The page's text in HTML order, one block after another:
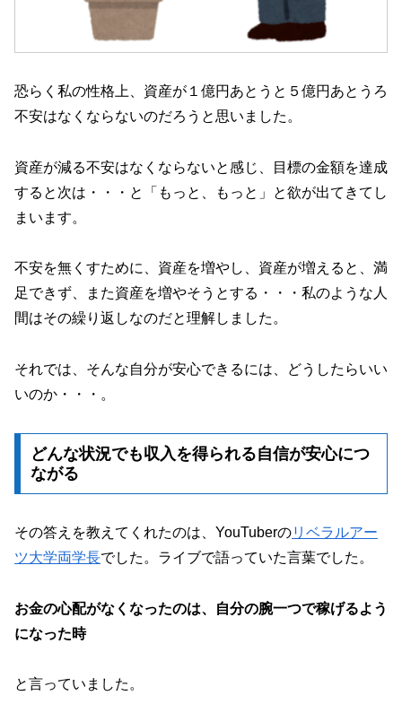
恐らく私の性格上、資産が１億円あとうと５億円あとうろ
不安はなくならないのだろうと思いました。
資産が減る不安はなくならないと感じ、目標の金額を達成
すると次は・・・と「もっと、もっと」と欲が出てきてし
まいます。
不安を無くすために、資産を増やし、資産が増えると、満
足できず、また資産を増やそうとする・・・私のような人
間はその繰り返しなのだと理解しました。
それでは、そんな自分が安心できるには、どうしたらいい
いのか・・・。
どんな状況でも収入を得られる自信が安心につ
ながる
その答えを教えてくれたのは、YouTuberのリベラルアー
ツ大学両学長でした。ライブで語っていた言葉でした。
お金の心配がなくなったのは、自分の腕一つで稼げるよう
になった時
と言っていました。